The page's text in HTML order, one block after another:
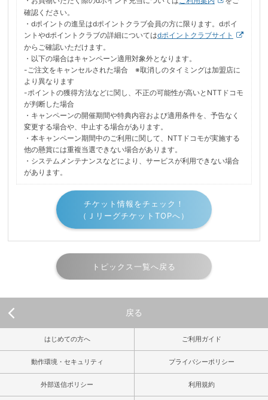
確認ください。
・dポイントの進呈はdポイントクラブ会員の方に限ります。dポイ
ントやdポイントクラブの詳細についてはdポイントクラブサイト
からご確認いただけます。
・以下の場合はキャンペーン適用対象外となります。
-ご注文をキャンセルされた場合 ※取消しのタイミングは加盟店に
より異なります
-ポイントの獲得方法などに関し、不正の可能性が高いとNTTドコモ
が判断した場合
・キャンペーンの開催期間や特典内容および適用条件を、予告なく
変更する場合や、中止する場合があります。
・本キャンペーン期間中のご利用に関して、NTTドコモが実施する
他の懸賞には重複当選できない場合があります。
・システムメンテナンスなどにより、サービスが利用できない場合
があります。
チケット情報をチェック！
（ＪリーグチケットTOPへ）
トピックス一覧へ戻る
戻る
はじめての方へ ご利用ガイド
動作環境・セキュリティ プライバシーポリシー
外部送信ポリシー 利用規約